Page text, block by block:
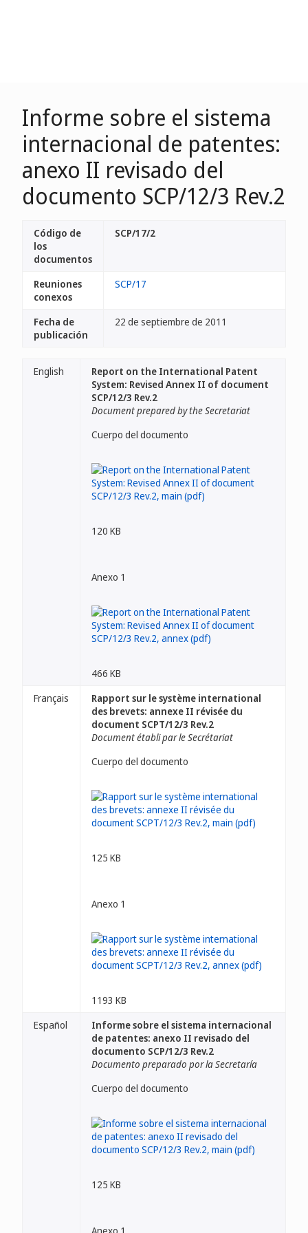
Informe sobre el sistema
internacional de patentes:
anexo II revisado del
documento SCP/12/3 Rev.2
Código de
los
documentos
SCP/17/2
Reuniones
conexos
SCP/17
Fecha de
publicación
22 de septiembre de 2011
English
Report on the International Patent
System: Revised Annex II of document
SCP/12/3 Rev.2
Document prepared by the Secretariat
Cuerpo del documento
120 KB
Anexo 1
466 KB
Français
Rapport sur le système international
des brevets: annexe II révisée du
document SCPT/12/3 Rev.2
Document établi par le Secrétariat
Cuerpo del documento
125 KB
Anexo 1
1193 KB
Español
Informe sobre el sistema internacional
de patentes: anexo II revisado del
documento SCP/12/3 Rev.2
Documento preparado por la Secretaría
Cuerpo del documento
125 KB